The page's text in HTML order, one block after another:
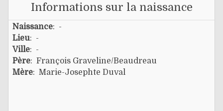
Informations sur la naissance
Naissance: -
Lieu: -
Ville: -
Père: François Graveline/beaudreau
Mère: Marie-Josephte Duval